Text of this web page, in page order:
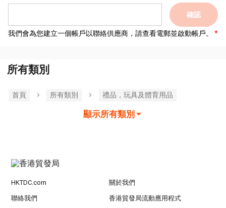
確認
我們會為您建立一個帳戶以聯絡供應商，請查看電郵並啟動帳戶。
所有類別
首頁 所有類別 禮品，玩具及體育用品
顯示所有類別
HKTDC.com 關於我們
聯絡我們 香港貿發局流動應用程式